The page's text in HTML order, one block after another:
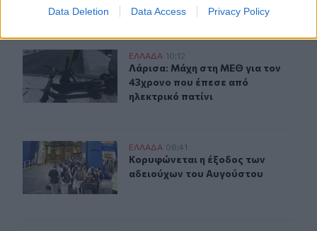
Data Deletion Data Access Privacy Policy
Λάρισα: Μάχη στη ΜΕΘ για τον 43χρονο που έπεσε από
ΕΛΛAΔΑ 10:12
Λάρισα: Μάχη στη ΜΕΘ για τον
Λάρισα: Μάχη στη ΜΕΘ για τον
43χρονο που έπεσε από
ηλεκτρικό πατίνι
Κορυφώνεται η έξοδος των αδειούχων του Αυγούστου
ΕΛΛAΔΑ 08:41
Κορυφώνεται η έξοδος των
Κορυφώνεται η έξοδος των
αδειούχων του Αυγούστου